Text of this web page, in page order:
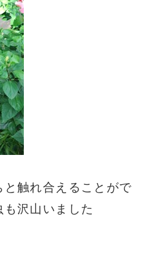
触れ合えることがで
沢山いました